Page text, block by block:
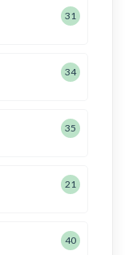
31
34
35
21
40